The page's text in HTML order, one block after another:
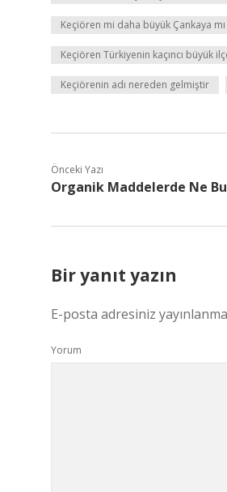
Keçiören mi daha büyük Çankaya mı
Keçiören Türkiyenin kaçıncı büyük
Keçiörenin adı nereden gelmiştir
Önceki Yazı
Organik Maddelerde Ne
Bir yanıt yazın
E-posta adresiniz
Yorum